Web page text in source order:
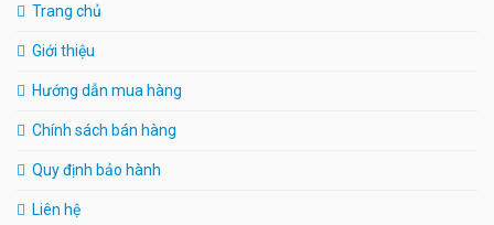
Trang chủ
Giới thiệu
Hướng dẫn mua hàng
Chính sách bán hàng
Quy định bảo hành
Liên hệ